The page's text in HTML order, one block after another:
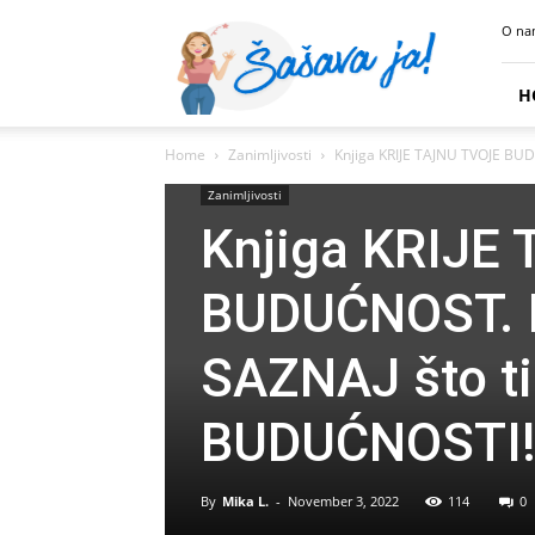
Ja
O
Home Zanimljivosti Knjiga KRIJE TAJNU TVOJE
Zanimljivosti
Knjiga KRIJE
SAZNAJ što
BUDUĆNOSTI!
By Mika L. - November 3, 2022 114 0